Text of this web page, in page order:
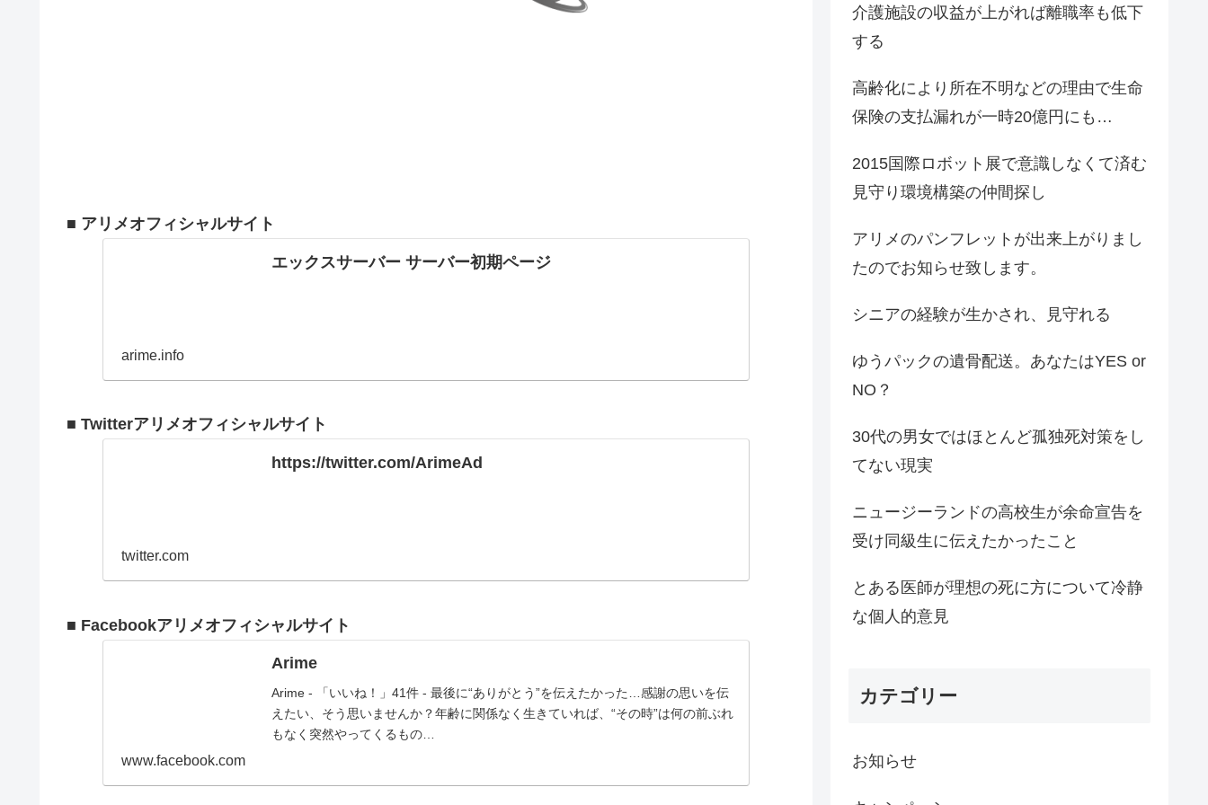
■ アリメオフィシャルサイト
エックスサーバー サーバー初期ページ
arime.info
■ Twitterアリメオフィシャルサイト
https://twitter.com/ArimeAd
twitter.com
■ Facebookアリメオフィシャルサイト
Arime
Arime - 「いいね！」41件 - 最後に“ありがとう”を伝えたかった…感謝の思いを伝
えたい、そう思いませんか？年齢に関係なく生きていれば、“その時”は何の前ぶれ
もなく突然やってくるもの…
www.facebook.com
介護施設の収益が上がれば離職率も低下
する
高齢化により所在不明などの理由で生命
保険の支払漏れが一時20億円にも…
2015国際ロボット展で意識しなくて済む
見守り環境構築の仲間探し
アリメのパンフレットが出来上がりまし
たのでお知らせ致します。
シニアの経験が生かされ、見守れる
ゆうパックの遺骨配送。あなたはYES or
NO？
30代の男女ではほとんど孤独死対策をし
てない現実
ニュージーランドの高校生が余命宣告を
受け同級生に伝えたかったこと
とある医師が理想の死に方について冷静
な個人的意見
カテゴリー
お知らせ